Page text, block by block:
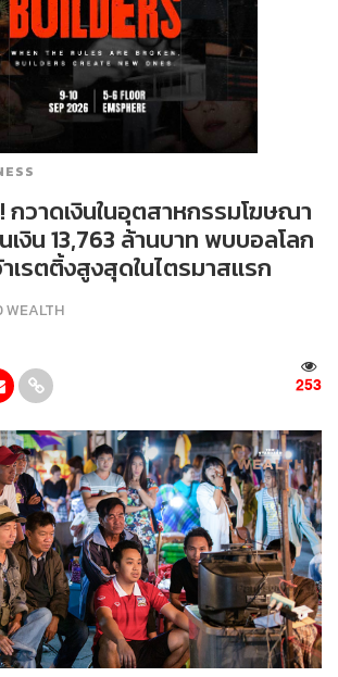
! กวาดเงินในอุตสาหกรรมโฆษณา
เงิน 13,763 ล้านบาท พบบอลโลก
เรตติ้งสูงสุดในไตรมาสแรก
WEALTH
253